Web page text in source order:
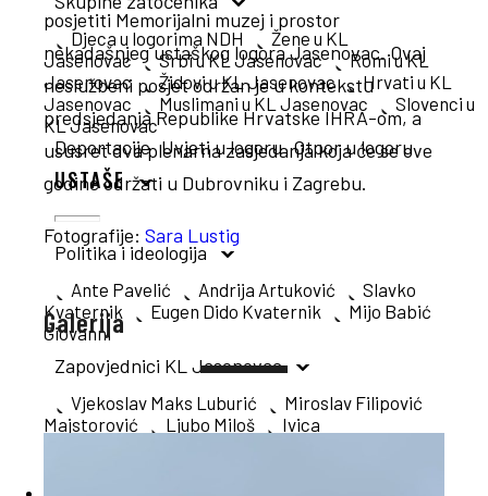
Djeca u logorima NDH
Žene u KL
Jasenovac
Srbi u KL Jasenovac
Romi u KL
Jasenovac
Židovi u KL Jasenovac
Hrvati u KL
Jasenovac
Muslimani u KL Jasenovac
Slovenci u
KL Jasenovac
Deportacije Uvjeti u logoru Otpor u logoru
USTAŠE
Politika i ideologija
Ante Pavelić Andrija Artuković
Slavko
Kvaternik
Eugen Dido Kvaternik
Mijo Babić
Giovanni
Zapovjednici KL Jasenovac
Vjekoslav Maks Luburić
Miroslav Filipović
Majstorović
Ljubo Miloš
Ivica
posjetiti Memorijalni muzej i prostor
nekadašnjeg ustaškog logora Jasenovac. Ovaj
neslužbeni posjet održan je u kontekstu
predsjedanja Republike Hrvatske IHRA-om, a
ususret dva plenarna zasjedanja koja će se ove
godine održati u Dubrovniku i Zagrebu.
Fotografije: Sara Lustig
Galerija